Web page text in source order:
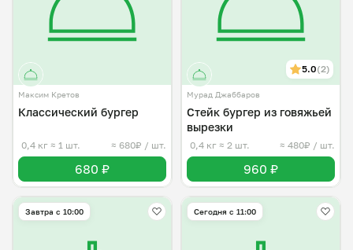
Максим Кретов
Классический бургер
0,4 кг ≈ 1 шт. ≈ 680₽ / шт.
680 ₽
5.0(2)
Мурад Джаббаров
Стейк бургер из говяжьей
вырезки
0,4 кг ≈ 2 шт. ≈ 480₽ / шт.
960 ₽
Завтра c 10:00 Сегодня с 11:00